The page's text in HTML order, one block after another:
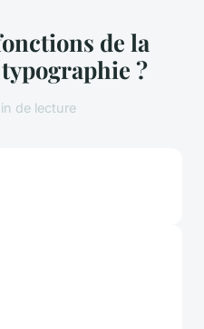
de la
?
de lecture